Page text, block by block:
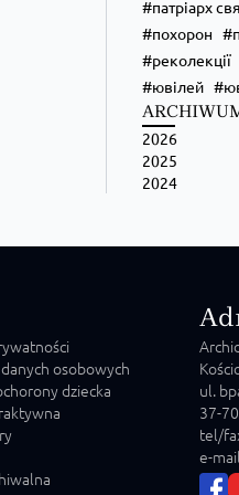
патріарх
похорон
реколекції
ювілей
2026
2025
2024
osobowych
dziecka
ul.
37-
tel/
e-